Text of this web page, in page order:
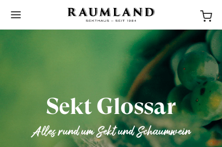
Sekt Glossar
Alles rund um Sekt und Schaumwein